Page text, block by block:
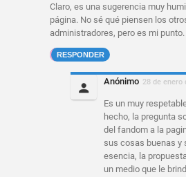
Claro, es una sugerencia muy
página. No sé qué piensen los
administradores, pero es mi punto.
RESPONDER
Anónimo 28 de enero
Es un muy
hecho, la pregunta
del fandom a la
sus cosas buenas y
esencia, la
un medio que le